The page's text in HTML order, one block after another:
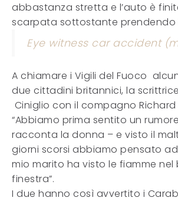
abbastanza stretta e l’auto è
scarpata sottostante prendendo
Eye witness car accident
A chiamare i Vigili del Fuoco
due cittadini britannici, la
Ciniglio con il compagno Richard
“Abbiamo prima sentito un
racconta la donna – e visto il
giorni scorsi abbiamo pensato
mio marito ha visto le fiamme
finestra”.
I due hanno così avvertito i